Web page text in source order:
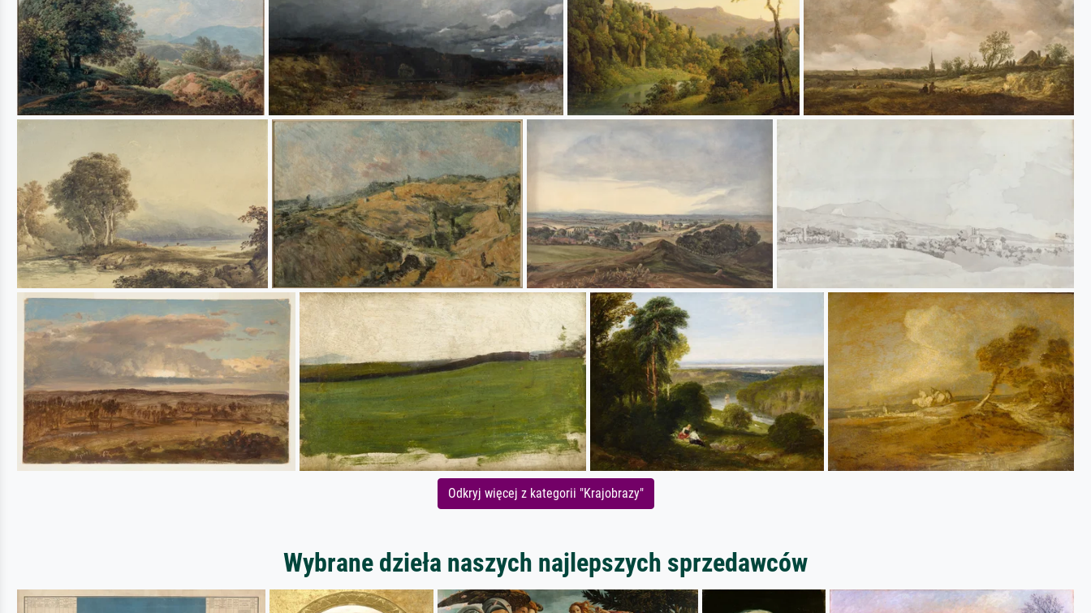
Odkryj więcej z kategorii "Krajobrazy"
Wybrane dzieła naszych najlepszych sprzedawców